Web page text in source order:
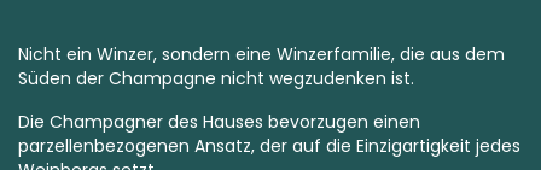
Nicht ein Winzer, sondern eine Winzerfamilie, die aus dem
Süden der Champagne nicht wegzudenken ist.
Die Champagner des Hauses bevorzugen einen
parzellenbezogenen Ansatz, der auf die Einzigartigkeit jedes